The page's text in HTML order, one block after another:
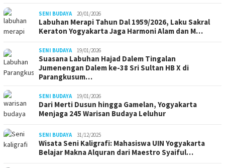
SENI BUDAYA 20/01/2026
Labuhan Merapi Tahun Dal 1959/2026, Laku Sakral
Keraton Yogyakarta Jaga Harmoni Alam dan M…
SENI BUDAYA 19/01/2026
Suasana Labuhan Hajad Dalem Tingalan
Jumenengan Dalem ke-38 Sri Sultan HB X di
Parangkusum…
SENI BUDAYA 19/01/2026
Dari Merti Dusun hingga Gamelan, Yogyakarta
Menjaga 245 Warisan Budaya Leluhur
SENI BUDAYA 31/12/2025
Wisata Seni Kaligrafi: Mahasiswa UIN Yogyakarta
Belajar Makna Alquran dari Maestro Syaiful…